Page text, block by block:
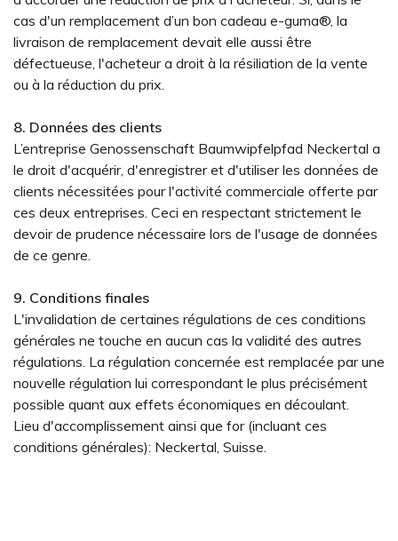
cas d'un remplacement d’un bon cadeau e-guma®, la
livraison de remplacement devait elle aussi être
défectueuse, l'acheteur a droit à la résiliation de la vente
ou à la réduction du prix.
8. Données des clients
L’entreprise Genossenschaft Baumwipfelpfad Neckertal a
le droit d'acquérir, d'enregistrer et d'utiliser les données de
clients nécessitées pour l'activité commerciale offerte par
ces deux entreprises. Ceci en respectant strictement le
devoir de prudence nécessaire lors de l'usage de données
de ce genre.
9. Conditions finales
L'invalidation de certaines régulations de ces conditions
générales ne touche en aucun cas la validité des autres
régulations. La régulation concernée est remplacée par une
nouvelle régulation lui correspondant le plus précisément
possible quant aux effets économiques en découlant.
Lieu d'accomplissement ainsi que for (incluant ces
conditions générales): Neckertal, Suisse.